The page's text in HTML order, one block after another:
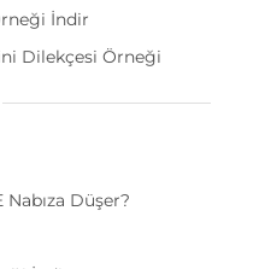
İndir
Dilekçesi Örneği
Düşer?